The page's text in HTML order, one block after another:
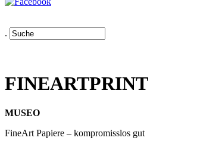
.
FINEARTPRINT
MUSEO
FineArt Papiere – kompromisslos gut